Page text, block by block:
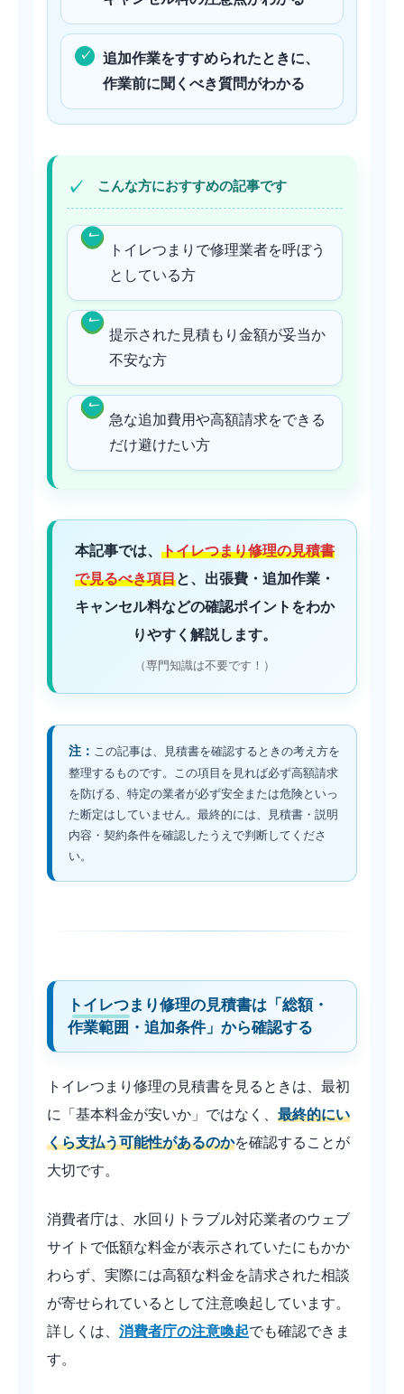
追加作業をすすめられたときに、
作業前に聞くべき質問がわかる
こんな方におすすめの記事です
トイレつまりで修理業者を呼ぼう
としている方
提示された見積もり金額が妥当か
不安な方
急な追加費用や高額請求をできる
だけ避けたい方
本記事では、 トイレつまり修理の見積書
で見るべき項目と、出張費・追加作業・
キャンセル料などの確認ポイントをわか
りやすく解説します。
（専門知識は不要です！）
注： この記事は、見積書を確認するときの考え方を
整理するものです。この項目を見れば必ず高額請求
を防げる、特定の業者が必ず安全または危険といっ
た断定はしていません。最終的には、見積書・説明
内容・契約条件を確認したうえで判断してくださ
い。
トイレつまり修理の見積書は「総額・
作業範囲・追加条件」から確認する
トイレつまり修理の見積書を見るときは、最初
に「基本料金が安いか」ではなく、 最終的にい
くら支払う可能性があるのかを確認することが
大切です。
消費者庁は、水回りトラブル対応業者のウェブ
サイトで低額な料金が表示されていたにもかか
わらず、実際には高額な料金を請求された相談
が寄せられているとして注意喚起しています。
詳しくは、 消費者庁の注意喚起でも確認できま
す。